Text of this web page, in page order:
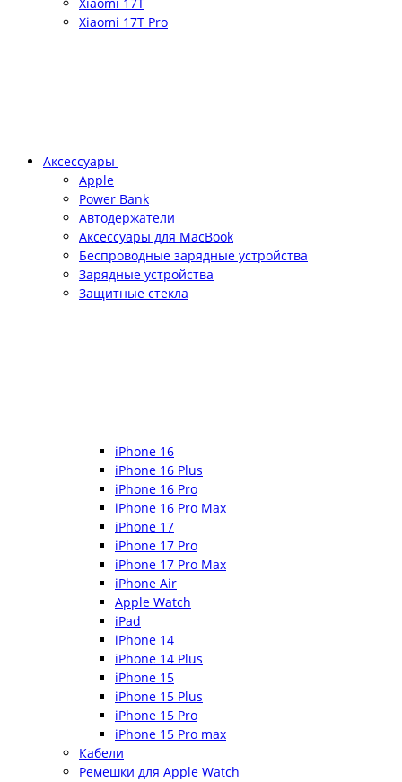
Xiaomi 17T Pro
Аксессуары
Apple
Power Bank
Автодержатели
Аксессуары для MacBook
Беспроводные зарядные устройства
Зарядные устройства
Защитные стекла
iPhone 16
iPhone 16 Plus
iPhone 16 Pro
iPhone 16 Pro Max
iPhone 17
iPhone 17 Pro
iPhone 17 Pro Max
iPhone Air
Apple Watch
iPad
iPhone 14
iPhone 14 Plus
iPhone 15
iPhone 15 Plus
iPhone 15 Pro
iPhone 15 Pro max
Кабели
Ремешки для Apple Watch